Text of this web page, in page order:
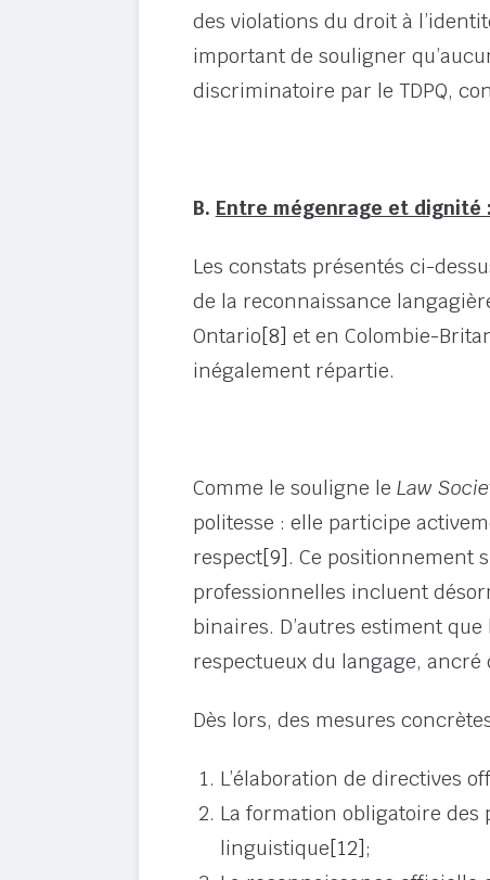
des violations du droit à
important de souligner
discriminatoire par le TDPQ,
B. Entre mégenrage et
Les constats présentés ci-
de la reconnaissance
Ontario[8] et en Colombie-
inégalement répartie.
Comme le souligne le Law
politesse : elle participe
respect[9]. Ce positionnement
professionnelles incluent
binaires. D’autres estiment
respectueux du langage,
Dès lors, des mesures
L’élaboration de directives
La formation obligatoire des
linguistique[12];